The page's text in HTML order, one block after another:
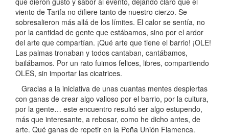
viento de Tarifa no difiere tanto de nuestro cierzo. Se
sobresalieron más allá de los límites. El calor se sentía, no
por la cantidad de gente que estábamos, sino por el ardor
del arte que compartían. ¡Qué arte que tiene el barrio! ¡OLE!
Las palmas tronaban y todos cantaban, cantábamos,
bailábamos. Por un rato fuimos felices, libres, compartiendo
OLES, sin importar las cicatrices.
Gracias a la iniciativa de unas cuantas mentes despiertas
con ganas de crear algo valioso por el barrio, por la cultura,
por la gente… este encuentro resultó ser algo estupendo,
más que interesante, a rebosar, como he dicho antes, de
arte. Qué ganas de repetir en la Peña Unión Flamenca.